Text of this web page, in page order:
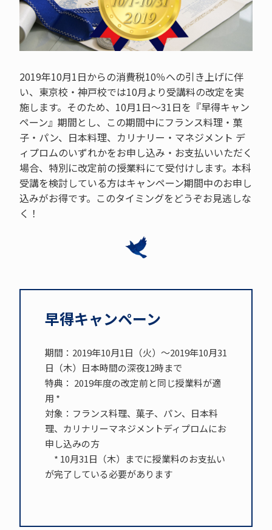
2019年10月1日からの消費税10％への引き上げに伴
い、東京校・神戸校では10月より受講料の改定を実
施します。そのため、10月1日～31日を『早得キャン
ペーン』期間とし、この期間中にフランス料理・菓
子・パン、日本料理、カリナリー・マネジメント デ
ィプロムのいずれかをお申し込み・お支払いいただく
場合、特別に改定前の授業料にて受付けします。本科
受講を検討している方はキャンペーン期間中のお申し
込みがお得です。このタイミングをどうぞお見逃しな
く！
早得キャンペーン
期間：2019年10月1日（火）～2019年10月31
日（木）日本時間の深夜12時まで
特典： 2019年度の改定前と同じ授業料が適
用 *
対象：フランス料理、菓子、パン、日本料
理、カリナリーマネジメントディプロムにお
申し込みの方
* 10月31日（木）までに授業料のお支払い
が完了している必要があります